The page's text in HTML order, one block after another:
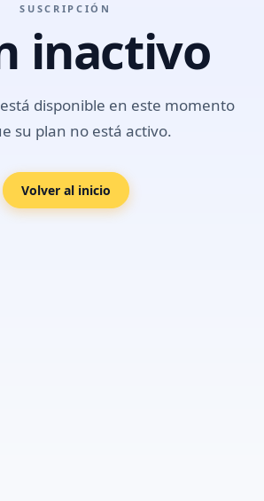
SUSCRIPCIÓN
inactivo
disponible en este momento
su plan no está activo.
Volver al inicio